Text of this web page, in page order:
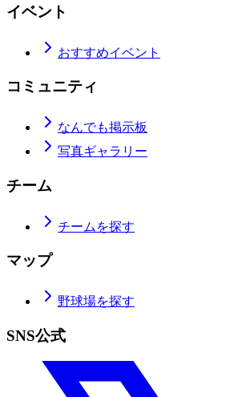
イベント
おすすめイベント
コミュニティ
なんでも掲示板
写真ギャラリー
チーム
チームを探す
マップ
野球場を探す
SNS公式